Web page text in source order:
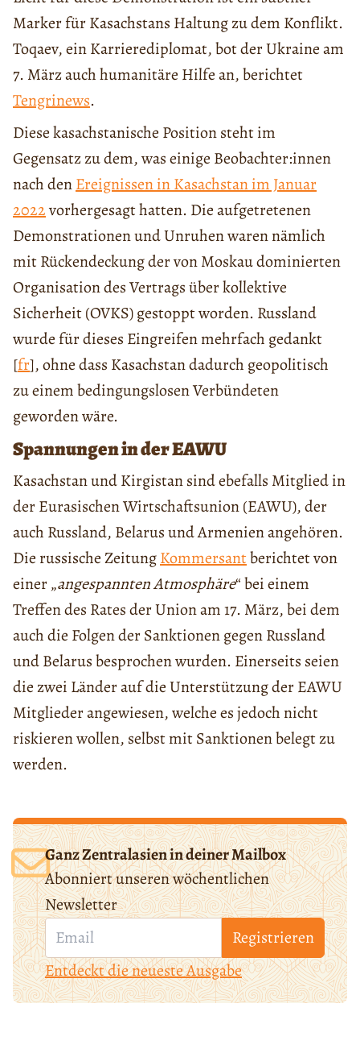
Marker für Kasachstans Haltung zu dem Konflikt.
Toqaev, ein Karrierediplomat, bot der Ukraine am
7. März auch humanitäre Hilfe an, berichtet
Tengrinews.
Diese kasachstanische Position steht im
Gegensatz zu dem, was einige Beobachter:innen
nach denEreignissen in Kasachstan im Januar
2022vorhergesagt hatten. Die aufgetretenen
Demonstrationen und Unruhen waren nämlich
mit Rückendeckung der von Moskau dominierten
Organisation des Vertrags über kollektive
Sicherheit (OVKS) gestoppt worden. Russland
wurde für dieses Eingreifen mehrfach gedankt
[fr], ohne dass Kasachstan dadurch geopolitisch
zu einem bedingungslosen Verbündeten
geworden wäre.
Spannungen in der EAWU
Kasachstan und Kirgistan sind ebefalls Mitglied in
der Eurasischen Wirtschaftsunion (EAWU), der
auch Russland, Belarus und Armenien angehören.
Die russische ZeitungKommersantberichtet von
einer „angespannten Atmosphäre“ bei einem
Treffen des Rates der Union am 17. März, bei dem
auch die Folgen der Sanktionen gegen Russland
und Belarus besprochen wurden. Einerseits seien
die zwei Länder auf die Unterstützung der EAWU
Mitglieder angewiesen, welche es jedoch nicht
riskieren wollen, selbst mit Sanktionen belegt zu
werden.
Ganz Zentralasien in deiner Mailbox
Abonniert unseren wöchentlichen
Newsletter
Registrieren
Entdeckt die neueste Ausgabe